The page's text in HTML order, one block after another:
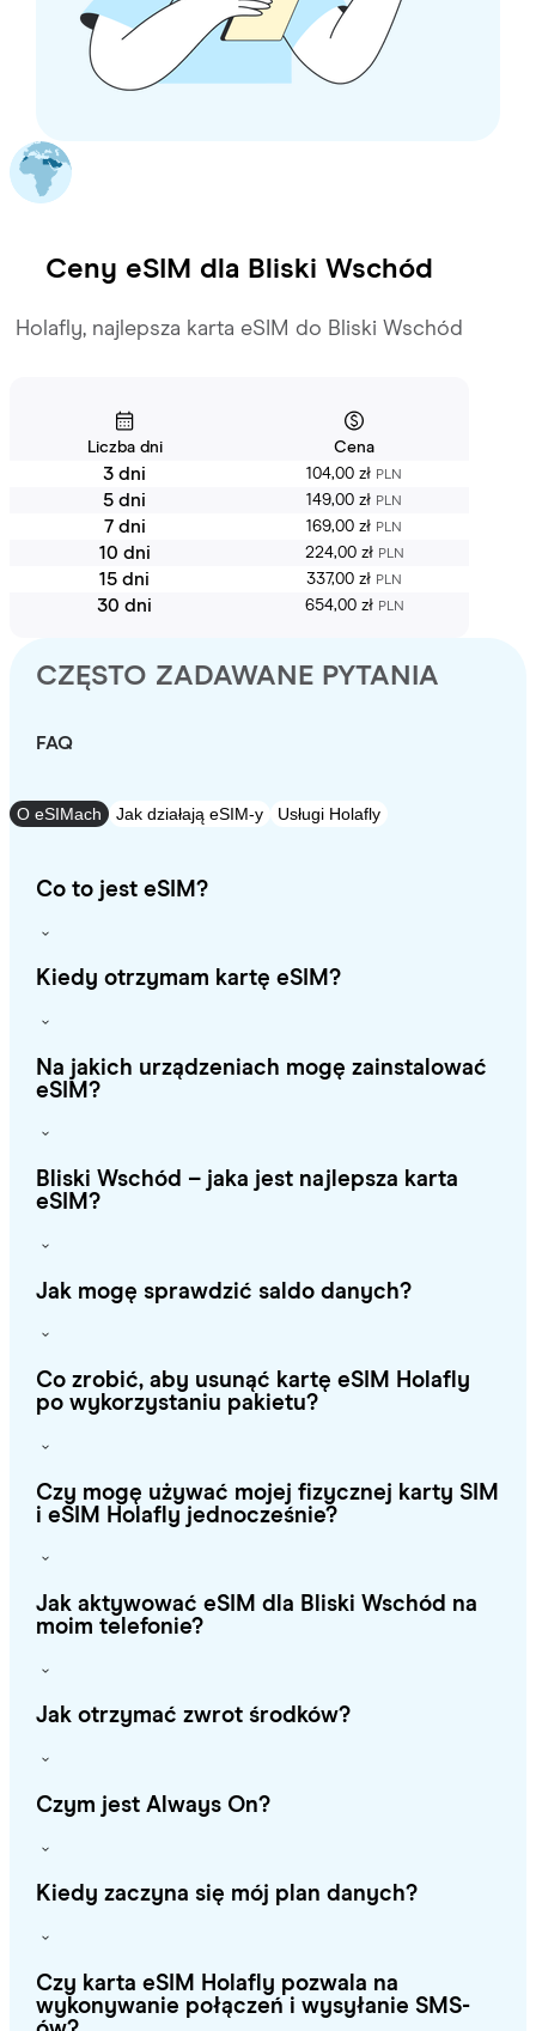
Ceny eSIM dla Bliski Wschód
Holafly, najlepsza karta eSIM do Bliski Wschód
Liczba dni Cena
3 dni 104,00 zł PLN
5 dni 149,00 zł PLN
7 dni 169,00 zł PLN
10 dni 224,00 zł PLN
15 dni 337,00 zł PLN
30 dni 654,00 zł PLN
CZĘSTO ZADAWANE PYTANIA
FAQ
O eSIMach Jak działają eSIM-y Usługi Holafly
Co to jest eSIM?
Kiedy otrzymam kartę eSIM?
Na jakich urządzeniach mogę zainstalować
eSIM?
Bliski Wschód – jaka jest najlepsza karta
eSIM?
Jak mogę sprawdzić saldo danych?
Co zrobić, aby usunąć kartę eSIM Holafly
po wykorzystaniu pakietu?
Czy mogę używać mojej fizycznej karty SIM
i eSIM Holafly jednocześnie?
Jak aktywować eSIM dla Bliski Wschód na
moim telefonie?
Jak otrzymać zwrot środków?
Czym jest Always On?
Kiedy zaczyna się mój plan danych?
Czy karta eSIM Holafly pozwala na
wykonywanie połączeń i wysyłanie SMS-